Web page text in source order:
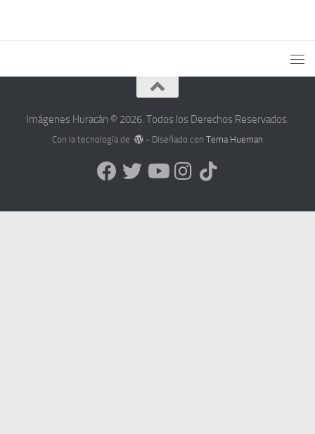
Imágenes Huracán © 2026. Todos los Derechos Reservados.
Con la tecnología de - Diseñado conTema Hueman